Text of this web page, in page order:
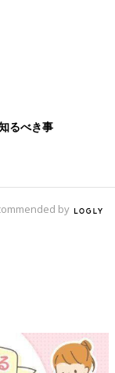
るべき事
by
感染症対策、知って